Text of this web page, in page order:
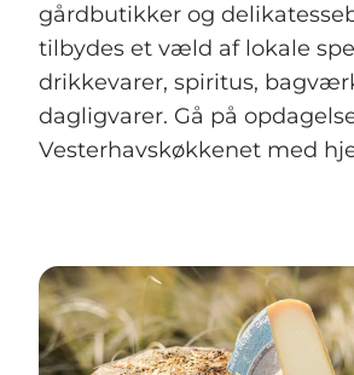
gårdbutikker og
tilbydes et væld af lokale
drikkevarer, spiritus,
dagligvarer. Gå på
Vesterhavskøkkenet med